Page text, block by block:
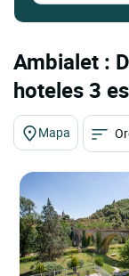
Ambialet :
hoteles 3
Mapa